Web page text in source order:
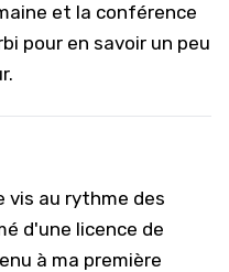
et la conférence
pour en savoir un peu
vis au rythme des
d'une licence de
à ma première